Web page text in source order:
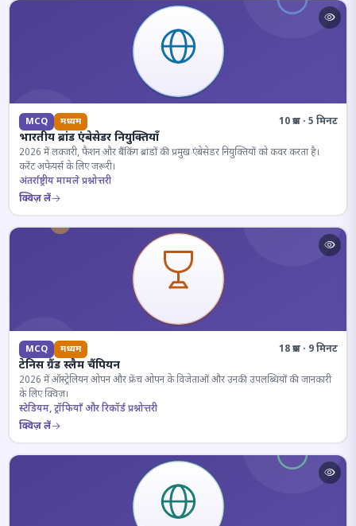
MCQ मध्यम 10 प्रश्न · 5 मिनट
भारतीय ब्रांड एंबेसेडर नियुक्तियाँ
2026 में लक्जरी, फैशन और बैंकिंग ब्रांडों की प्रमुख एंबेसेडर नियुक्तियों को कवर करता है।
करेंट अफेयर्स के लिए जरूरी।
अंतर्राष्ट्रीय मामले प्रश्नोत्तरी
क्विज़ लें
MCQ मध्यम 18 प्रश्न · 9 मिनट
टेनिस ग्रैंड स्लैम चैंपियन
2026 में ऑस्ट्रेलियन ओपन और फ्रेंच ओपन के विजेताओं और उनकी उपलब्धियों की जानकारी
के लिए क्विज़।
स्टेडियम, ट्रॉफियाँ और रिकॉर्ड प्रश्नोत्तरी
क्विज़ लें